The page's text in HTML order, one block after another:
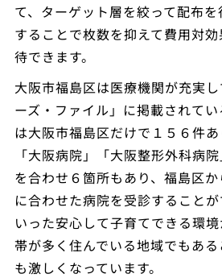
て、ターゲット層を絞って配布を
することで枚数を抑えて費用対
待できます。
大阪市福島区は医療機関が充実
ーズ・ファイル」に掲載されて
は大阪市福島区だけで１５６件
「大阪病院」「大阪整形外科病
を合わせ６箇所もあり、福島区
に合わせた病院を受診すること
いった安心して子育てできる環
帯が多く住んでいる地域でもあ
も激しくなっています。